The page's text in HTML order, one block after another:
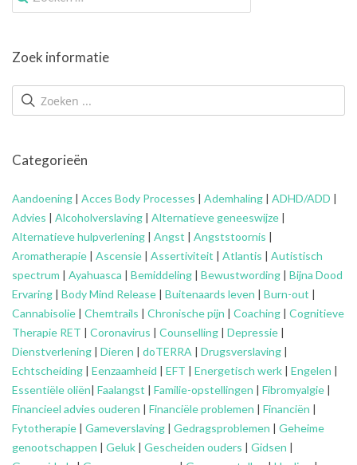
naar:
Zoek informatie
Categorieën
Aandoening | Acces Body Processes | Ademhaling | ADHD/ADD |
Advies | Alcoholverslaving | Alternatieve geneeswijze |
Alternatieve hulpverlening | Angst | Angststoornis |
Aromatherapie | Ascensie | Assertiviteit | Atlantis | Autistisch
spectrum | Ayahuasca | Bemiddeling | Bewustwording | Bijna Dood
Ervaring | Body Mind Release | Buitenaards leven | Burn-out |
Cannabisolie | Chemtrails | Chronische pijn | Coaching | Cognitieve
Therapie RET | Coronavirus | Counselling | Depressie |
Dienstverlening | Dieren | doTERRA | Drugsverslaving |
Echtscheiding | Eenzaamheid | EFT | Energetisch werk | Engelen |
Essentiële oliën| Faalangst | Familie-opstellingen | Fibromyalgie |
Financieel advies ouderen | Financiële problemen | Financiën |
Fytotherapie | Gameverslaving | Gedragsproblemen | Geheime
genootschappen | Geluk | Gescheiden ouders | Gidsen |